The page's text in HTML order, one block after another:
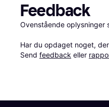
Feedback
Ovenstående oplysninger
Har du opdaget noget,
Send feedback eller